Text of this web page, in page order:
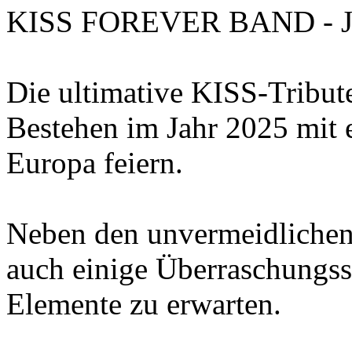
KISS FOREVER BAND -
Die ultimative KISS-
Bestehen im Jahr 2025 mit
Europa feiern.
Neben den
auch einige
Elemente zu erwarten.